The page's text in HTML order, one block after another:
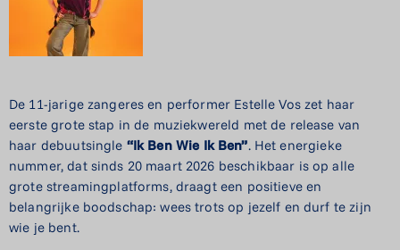
De 11-jarige zangeres en performer Estelle Vos zet haar
eerste grote stap in de muziekwereld met de release van
haar debuutsingle “Ik Ben Wie Ik Ben”. Het energieke
nummer, dat sinds 20 maart 2026 beschikbaar is op alle
grote streamingplatforms, draagt een positieve en
belangrijke boodschap: wees trots op jezelf en durf te zijn
wie je bent.